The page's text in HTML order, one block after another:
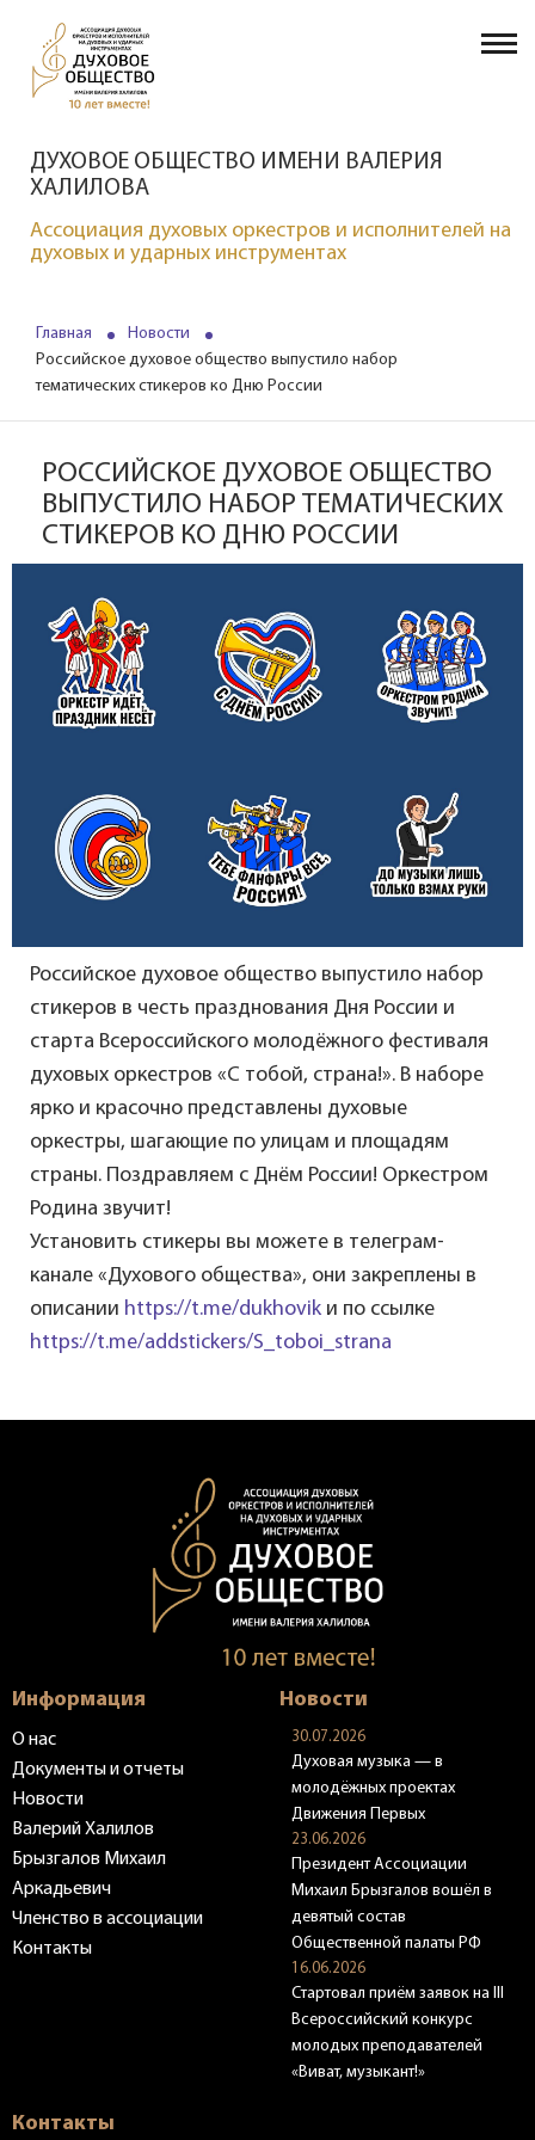
ДУХОВОЕ ОБЩЕСТВО ИМЕНИ ВАЛЕРИЯ
ХАЛИЛОВА
Ассоциация духовых оркестров и исполнителей на
духовых и ударных инструментах
Главная
Новости
Российское духовое общество выпустило набор
тематических стикеров ко Дню России
РОССИЙСКОЕ ДУХОВОЕ ОБЩЕСТВО
ВЫПУСТИЛО НАБОР ТЕМАТИЧЕСКИХ
СТИКЕРОВ КО ДНЮ РОССИИ
Российское духовое общество выпустило набор
стикеров в честь празднования Дня России и
старта Всероссийского молодёжного фестиваля
духовых оркестров «С тобой, страна!». В наборе
ярко и красочно представлены духовые
оркестры, шагающие по улицам и площадям
страны. Поздравляем с Днём России! Оркестром
Родина звучит!
Установить стикеры вы можете в телеграм-
канале «Духового общества», они закреплены в
описании https://t.me/dukhovik и по ссылке
https://t.me/addstickers/S_toboi_strana
Информация
О нас
Документы и отчеты
Новости
Валерий Халилов
Брызгалов Михаил
Аркадьевич
Членство в ассоциации
Контакты
Новости
30.07.2026
Духовая музыка — в
молодёжных проектах
Движения Первых
23.06.2026
Президент Ассоциации
Михаил Брызгалов вошёл в
девятый состав
Общественной палаты РФ
16.06.2026
Стартовал приём заявок на III
Всероссийский конкурс
молодых преподавателей
«Виват, музыкант!»
Контакты